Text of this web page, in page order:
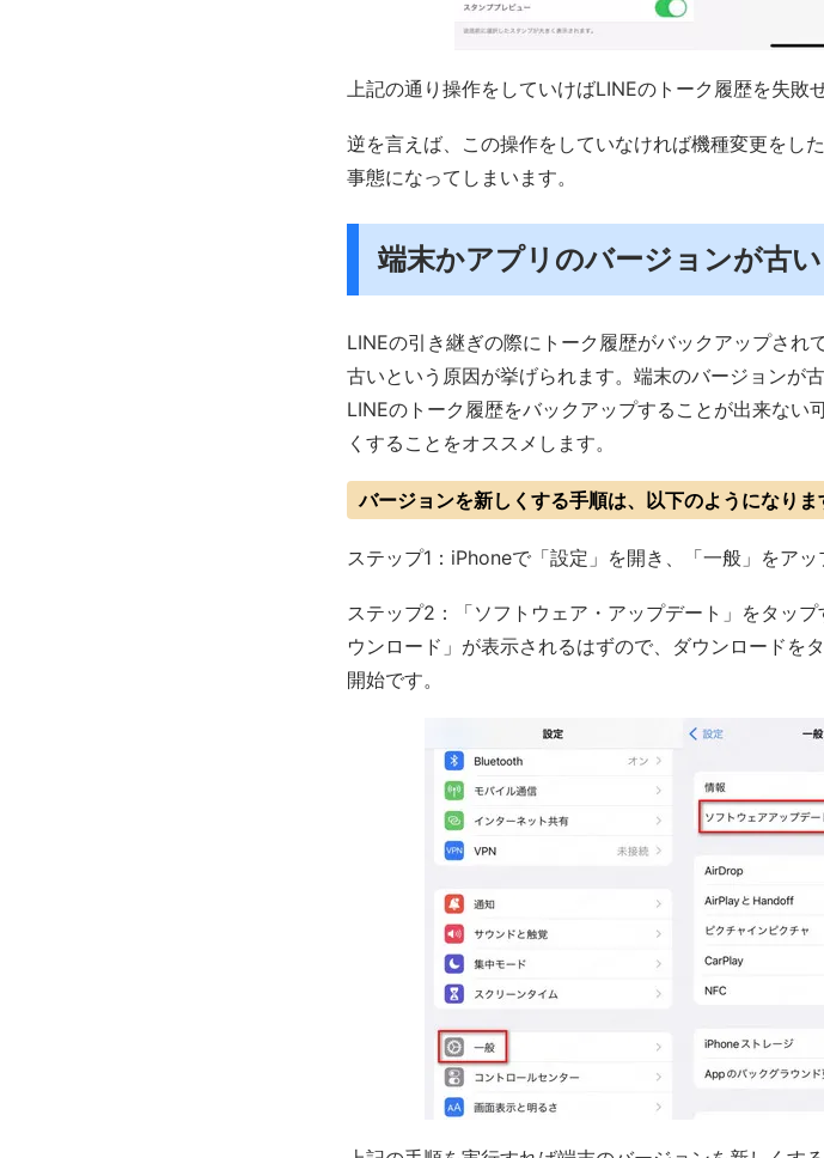
上記の通り操作をしていけばLINEのトーク履歴を失敗
逆を言えば、この操作をしていなければ機種変更をし
事態になってしまいます。
端末かアプリのバージョンが古い
LINEの引き継ぎの際にトーク履歴がバックアップさ
古いという原因が挙げられます。端末のバージョンが
LINEのトーク履歴をバックアップすることが出来な
くすることをオススメします。
バージョンを新しくする手順は、以下のようになりま
ステップ1：iPhoneで「設定」を開き、「一般」をアッ
ステップ2：「ソフトウェア・アップデート」をタッ
ウンロード」が表示されるはずので、ダウンロードを
開始です。